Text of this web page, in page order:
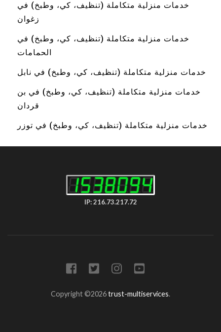
خدمات منزلية متكاملة (تنظيف، كي، وطبخ) في
زغوان
خدمات منزلية متكاملة (تنظيف، كي، وطبخ) في
الحمامات
خدمات منزلية متكاملة (تنظيف، كي، وطبخ) في نابل
خدمات منزلية متكاملة (تنظيف، كي، وطبخ) في بن
قردان
خدمات منزلية متكاملة (تنظيف، كي، وطبخ) في توزر
IP: 216.73.217.72
Copyright ©2026trust-multiservices.